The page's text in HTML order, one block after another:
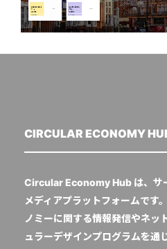
CIRCULAR ECONOMY
Circular Economy Hub は、サ
メディアプラットフォームです
ノミーに関する情報発信やネッ
ュラーデザインプログラムを通